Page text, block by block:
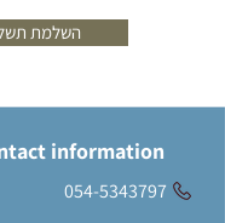
השלמת
information
054-5343797